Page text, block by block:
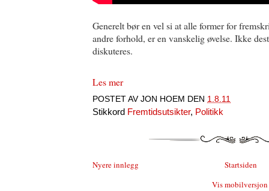
Generelt bør en vel si at alle former for
andre forhold, er en vanskelig øvelse. Ikke
diskuteres.
Les mer
POSTET AV JON HOEM DEN 1.8.11
Stikkord Fremtidsutsikter, Politikk
Nyere innlegg
Startsiden
Vis mobilversjon